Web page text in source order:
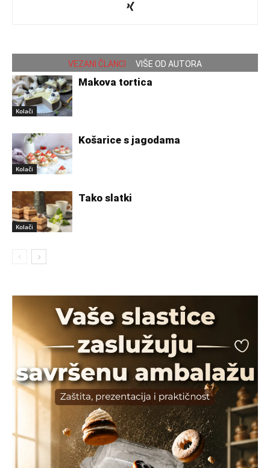
VEZANI ČLANCI VIŠE OD AUTORA
Kolači
Makova tortica
Kolači
Košarice s jagodama
Kolači
Tako slatki